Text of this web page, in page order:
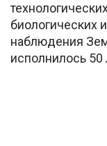
биологических
наблюдения
исполнилось 50